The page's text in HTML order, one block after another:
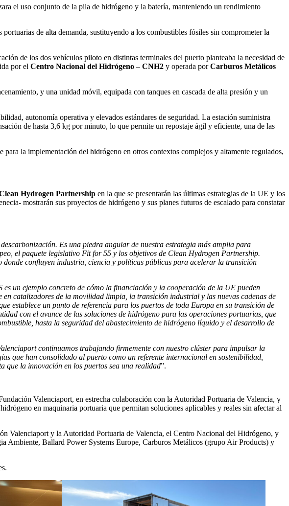
el uso conjunto de la pila de hidrógeno y la batería, manteniendo un rendimiento
de alta demanda, sustituyendo a los combustibles fósiles sin comprometer la
de los dos vehículos piloto en distintas terminales del puerto planteaba la necesidad de
por el Centro Nacional del Hidrógeno – CNH2 y operada porCarburos Metálicos
y una unidad móvil, equipada con tanques en cascada de alta presión y un
autonomía operativa y elevados estándares de seguridad. La estación suministra
de hasta 3,6 kg por minuto, lo que permite un repostaje ágil y eficiente, una de las
la implementación del hidrógeno en otros contextos complejos y altamente regulados,
Hydrogen Partnership en la que se presentarán las últimas estrategias de la UE y los
mostrarán sus proyectos de hidrógeno y sus planes futuros de escalado para constatar
Es una piedra angular de nuestra estrategia más amplia para
el paquete legislativo Fit for 55 y los objetivos de Clean Hydrogen Partnership.
confluyen industria, ciencia y políticas públicas para acelerar la transición
es un ejemplo concreto de cómo la financiación y la cooperación de la UE pueden
catalizadores de la movilidad limpia, la transición industrial y las nuevas cadenas de
establece un punto de referencia para los puertos de toda Europa en su transición de
con el avance de las soluciones de hidrógeno para las operaciones portuarias, que
hasta la seguridad del abastecimiento de hidrógeno líquido y el desarrollo de
continuamos trabajando firmemente con nuestro clúster para impulsar la
que han consolidado al puerto como un referente internacional en sostenibilidad,
que la innovación en los puertos sea una realidad”.
Valenciaport, en estrecha colaboración con la Autoridad Portuaria de Valencia, y
en maquinaria portuaria que permitan soluciones aplicables y reales sin afectar al
Valenciaport y la Autoridad Portuaria de Valencia, el Centro Nacional del Hidrógeno, y
Ambiente, Ballard Power Systems Europe, Carburos Metálicos (grupo Air Products) y